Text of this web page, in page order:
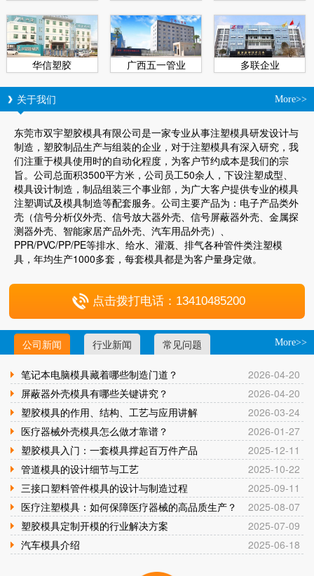
华信塑胶 广西五一管业 多联企业
More>>
关于我们
东莞市双宇塑胶模具有限公司是一家专业从事注塑模具研发设计与
制造，塑胶制品生产与组装的企业，对于注塑模具有深入研究，我
们注重于模具使用时的自动化程度，为客户节约成本是我们的宗
旨。公司总面积3500平方米，公司员工50余人，下设注塑成型、
模具设计制造，制品组装三个事业部，为广大客户提供专业的模具
注塑调试及模具制造等配套服务。公司主要产品为：电子产品类外
壳（信号分析仪外壳、信号放大器外壳、信号屏蔽器外壳、金属探
测器外壳、智能家居产品外壳、汽车用品外壳）、
PPR/PVC/PP/PE等排水、给水、灌溉、排气各种管件类注塑模
具，年均生产1000多套，每套模具都是为客户量身定做。
点击拨打电话：13410485200
More>>
公司新闻 行业新闻 常见问题
2026-04-20
笔记本电脑模具藏着哪些制造门道？
2026-04-20
屏蔽器外壳模具有哪些关键讲究？
2026-03-24
塑胶模具的作用、结构、工艺与应用讲解
2026-01-27
医疗器械外壳模具怎么做才靠谱？
2025-12-11
塑胶模具入门：一套模具撑起百万件产品
2025-10-22
管道模具的设计细节与工艺
2025-09-11
三接口塑料管件模具的设计与制造过程
2025-08-07
医疗注塑模具：如何保障医疗器械的高品质生产？
2025-07-09
塑胶模具定制开模的行业解决方案
2025-06-18
汽车模具介绍